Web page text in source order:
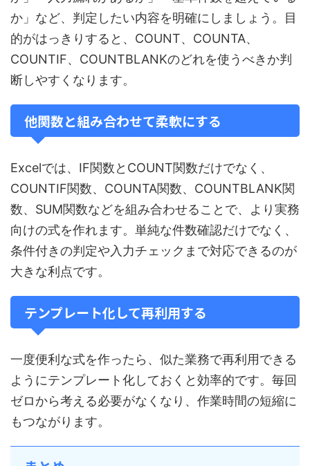
か」など、判定したい内容を明確にしましょう。目
的がはっきりすると、COUNT、COUNTA、
COUNTIF、COUNTBLANKのどれを使うべきか判
断しやすくなります。
他関数と組み合わせて柔軟にする
Excelでは、IF関数とCOUNT関数だけでなく、
COUNTIF関数、COUNTA関数、COUNTBLANK関
数、SUM関数などを組み合わせることで、より実務
向けの式を作れます。単純な件数確認だけでなく、
条件付きの判定や入力チェックまで対応できるのが
大きな利点です。
テンプレート化して再利用する
一度便利な式を作ったら、似た業務で再利用できる
ようにテンプレート化しておくと効率的です。毎回
ゼロから考える必要がなくなり、作業時間の短縮に
もつながります。